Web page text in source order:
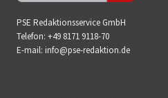
PSE Redaktionsservice GmbH
Telefon: +49 8171 9118-70
E-mail: info@pse-redaktion.de